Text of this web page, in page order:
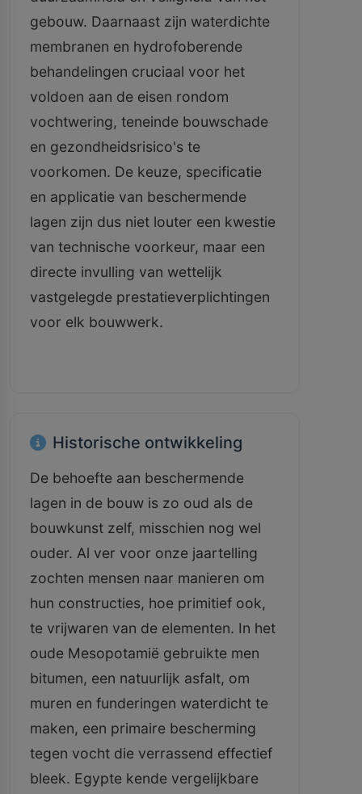
gebouw. Daarnaast zijn waterdichte
membranen en hydrofoberende
behandelingen cruciaal voor het
voldoen aan de eisen rondom
vochtwering, teneinde bouwschade
en gezondheidsrisico's te
voorkomen. De keuze, specificatie
en applicatie van beschermende
lagen zijn dus niet louter een kwestie
van technische voorkeur, maar een
directe invulling van wettelijk
vastgelegde prestatieverplichtingen
voor elk bouwwerk.
Historische ontwikkeling
De behoefte aan beschermende
lagen in de bouw is zo oud als de
bouwkunst zelf, misschien nog wel
ouder. Al ver voor onze jaartelling
zochten mensen naar manieren om
hun constructies, hoe primitief ook,
te vrijwaren van de elementen. In het
oude Mesopotamië gebruikte men
bitumen, een natuurlijk asfalt, om
muren en funderingen waterdicht te
maken, een primaire bescherming
tegen vocht die verrassend effectief
bleek. Egypte kende vergelijkbare